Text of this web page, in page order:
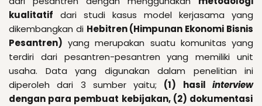
kualitatif dari studi kasus model kerjasama yang
dikembangkan di Hebitren (Himpunan Ekonomi Bisnis
Pesantren) yang merupakan suatu komunitas yang
terdiri dari pesantren-pesantren yang memiliki unit
usaha. Data yang digunakan dalam penelitian ini
diperoleh dari 3 sumber yaitu; (1) hasilinterview
dengan para pembuat kebijakan, (2) dokumentasi